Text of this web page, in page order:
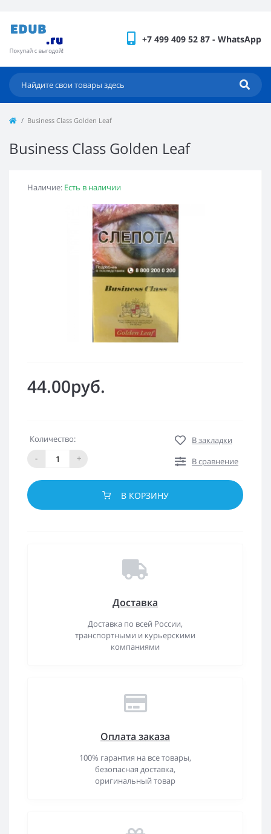
+7 499 409 52 87 - WhatsApp
Business Class Golden Leaf
Business Class Golden Leaf
Наличие: Есть в наличии
44.00руб.
Количество:
-
+
В закладки
В сравнение
В КОРЗИНУ
Доставка
Доставка по всей России,
транспортными и курьерскими
компаниями
Оплата заказа
100% гарантия на все товары,
безопасная доставка,
оригинальный товар